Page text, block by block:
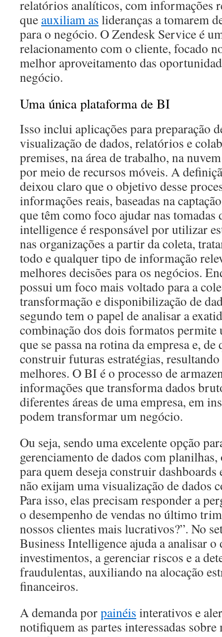
relatórios analíticos, com informações
que auxiliam as lideranças a tomarem
para o negócio. O Zendesk Service é
relacionamento com o cliente, focado
melhor aproveitamento das
negócio.
Uma única plataforma de BI
Isso inclui aplicações para preparação
visualização de dados, relatórios e
premises, na área de trabalho, na
por meio de recursos móveis. A
deixou claro que o objetivo desse
informações reais, baseadas na
que têm como foco ajudar nas tomadas
intelligence é responsável por utilizar
nas organizações a partir da coleta,
todo e qualquer tipo de informação
melhores decisões para os negócios.
possui um foco mais voltado para a
transformação e disponibilização de
segundo tem o papel de analisar a
combinação dos dois formatos permite
que se passa na rotina da empresa e,
construir futuras estratégias,
melhores. O BI é o processo de
informações que transforma dados
diferentes áreas de uma empresa, em
podem transformar um negócio.
Ou seja, sendo uma excelente opção
gerenciamento de dados com
para quem deseja construir dashboards
não exijam uma visualização de dados
Para isso, elas precisam responder a
o desempenho de vendas no último
nossos clientes mais lucrativos?”. No
Business Intelligence ajuda a analisar o
investimentos, a gerenciar riscos e a
fraudulentas, auxiliando na alocação
financeiros.
A demanda porpainéis interativos e
notifiquem as partes interessadas sobre